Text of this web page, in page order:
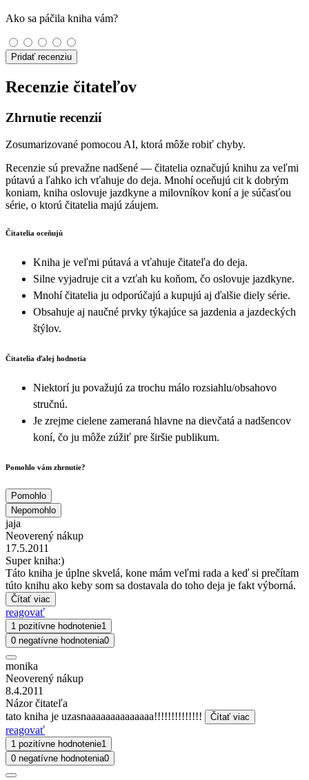
Ako sa páčila kniha vám?
Pridať recenziu
Recenzie čitateľov
Zhrnutie recenzií
Zosumarizované pomocou AI, ktorá môže robiť chyby.
Recenzie sú prevažne nadšené — čitatelia označujú knihu za veľmi
pútavú a ľahko ich vťahuje do deja. Mnohí oceňujú cit k dobrým
koniam, kniha oslovuje jazdkyne a milovníkov koní a je súčasťou
série, o ktorú čitatelia majú záujem.
Čitatelia oceňujú
Kniha je veľmi pútavá a vťahuje čitateľa do deja.
Silne vyjadruje cit a vzťah ku koňom, čo oslovuje jazdkyne.
Mnohí čitatelia ju odporúčajú a kupujú aj ďalšie diely série.
Obsahuje aj naučné prvky týkajúce sa jazdenia a jazdeckých
štýlov.
Čitatelia ďalej hodnotia
Niektorí ju považujú za trochu málo rozsiahlu/obsahovo
stručnú.
Je zrejme cielene zameraná hlavne na dievčatá a nadšencov
koní, čo ju môže zúžiť pre širšie publikum.
Pomohlo vám zhrnutie?
Pomohlo
Nepomohlo
jaja
Neoverený nákup
17.5.2011
Super kniha:)
Táto kniha je úplne skvelá, kone mám veľmi rada a keď si prečítam
túto knihu ako keby som sa dostavala do toho deja je fakt výborná.
Čítať viac
reagovať
1 pozitívne hodnotenie1
0 negatívne hodnotenia0
monika
Neoverený nákup
8.4.2011
Názor čitateľa
tato kniha je uzasnaaaaaaaaaaaaaa!!!!!!!!!!!!!!
Čítať viac
reagovať
1 pozitívne hodnotenie1
0 negatívne hodnotenia0